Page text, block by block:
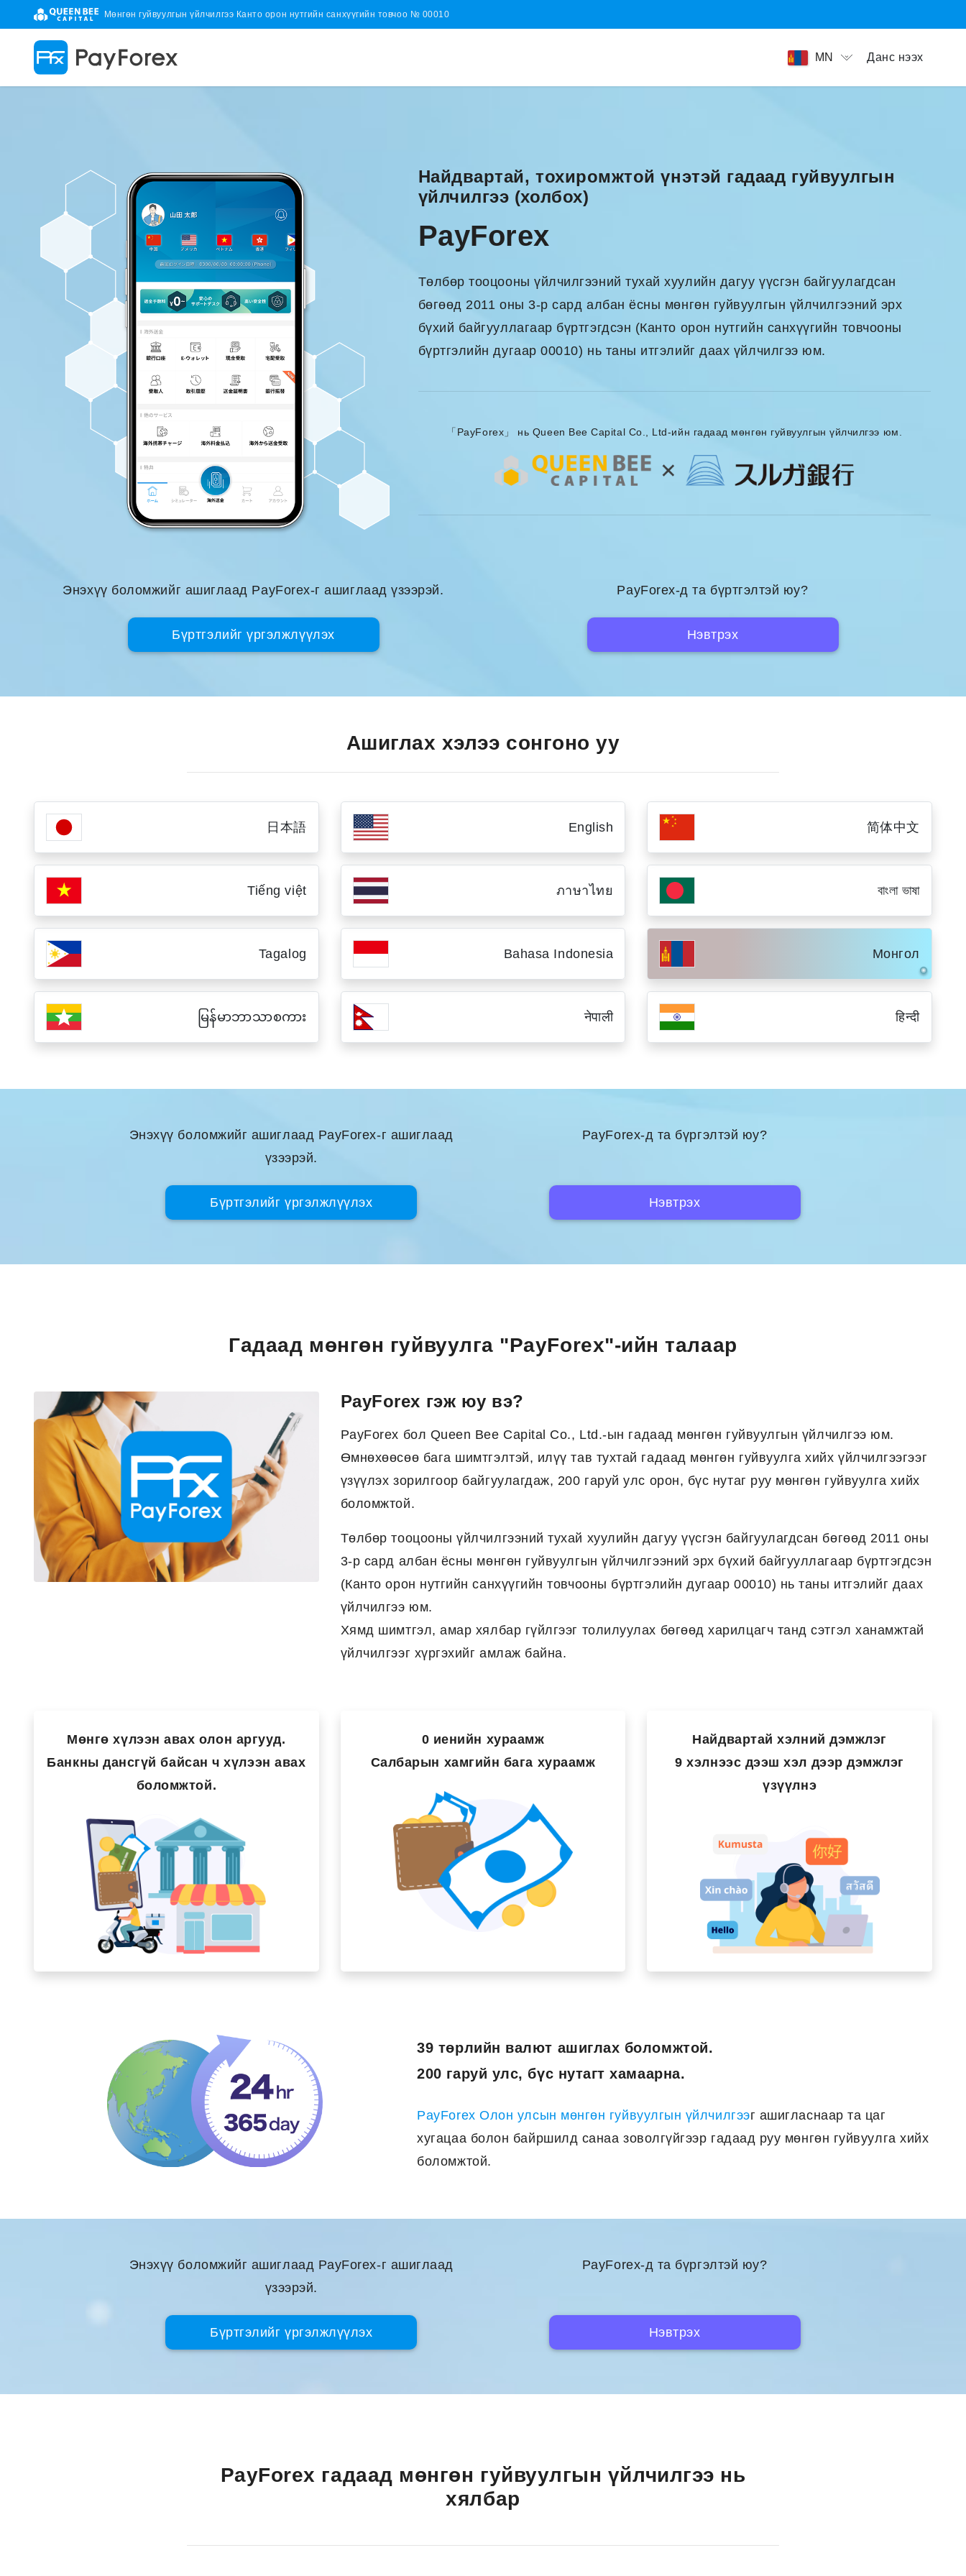
Мөнгөн гуйвуулгын үйлчилгээ Канто орон нутгийн санхүүгийн товчоо № 00010
MN Данс нээх
Найдвартай, тохиромжтой үнэтэй гадаад гуйвуулгын
үйлчилгээ (холбох)
PayForex
Төлбөр тооцооны үйлчилгээний тухай хуулийн дагуу үүсгэн байгуулагдсан
бөгөөд 2011 оны 3-р сард албан ёсны мөнгөн гуйвуулгын үйлчилгээний эрх
бүхий байгууллагаар бүртгэгдсэн (Канто орон нутгийн санхүүгийн товчооны
бүртгэлийн дугаар 00010) нь таны итгэлийг даах үйлчилгээ юм.
「PayForex」 нь Queen Bee Capital Co., Ltd-ийн гадаад мөнгөн гуйвуулгын үйлчилгээ юм.
Энэхүү боломжийг ашиглаад PayForex-г ашиглаад үзээрэй. PayForex-д та бүртгэлтэй юу?
Бүртгэлийг үргэлжлүүлэх Нэвтрэх
Ашиглах хэлээ сонгоно уу
日本語 English 简体中文
Tiếng việt ภาษาไทย বাংলা ভাষা
Tagalog Bahasa Indonesia Монгол
မြန်မာဘာသာစကား नेपाली हिन्दी
Энэхүү боломжийг ашиглаад PayForex-г ашиглаад
үзээрэй.
PayForex-д та бүргэлтэй юу?
Бүртгэлийг үргэлжлүүлэх Нэвтрэх
Гадаад мөнгөн гуйвуулга "PayForex"-ийн талаар
PayForex гэж юу вэ?
PayForex бол Queen Bee Capital Co., Ltd.-ын гадаад мөнгөн гуйвуулгын үйлчилгээ юм.
Өмнөхөөсөө бага шимтгэлтэй, илүү тав тухтай гадаад мөнгөн гуйвуулга хийх үйлчилгээгээг
үзүүлэх зорилгоор байгуулагдаж, 200 гаруй улс орон, бүс нутаг руу мөнгөн гуйвуулга хийх
боломжтой.
Төлбөр тооцооны үйлчилгээний тухай хуулийн дагуу үүсгэн байгуулагдсан бөгөөд 2011 оны
3-р сард албан ёсны мөнгөн гуйвуулгын үйлчилгээний эрх бүхий байгууллагаар бүртгэгдсэн
(Канто орон нутгийн санхүүгийн товчооны бүртгэлийн дугаар 00010) нь таны итгэлийг даах
үйлчилгээ юм.
Хямд шимтгэл, амар хялбар гүйлгээг толилуулах бөгөөд харилцагч танд сэтгэл ханамжтай
үйлчилгээг хүргэхийг амлаж байна.
Мөнгө хүлээн авах олон аргууд.
Банкны дансгүй байсан ч хүлээн авах
боломжтой.
0 иенийн хураамж
Салбарын хамгийн бага хураамж
Найдвартай хэлний дэмжлэг
9 хэлнээс дээш хэл дээр дэмжлэг
үзүүлнэ
39 төрлийн валют ашиглах боломжтой.
200 гаруй улс, бүс нутагт хамаарна.
PayForex Олон улсын мөнгөн гуйвуулгын үйлчилгээг ашигласнаар та цаг
хугацаа болон байршилд санаа зоволгүйгээр гадаад руу мөнгөн гуйвуулга хийх
боломжтой.
Энэхүү боломжийг ашиглаад PayForex-г ашиглаад
үзээрэй.
PayForex-д та бүргэлтэй юу?
Бүртгэлийг үргэлжлүүлэх Нэвтрэх
PayForex гадаад мөнгөн гуйвуулгын үйлчилгээ нь
хялбар